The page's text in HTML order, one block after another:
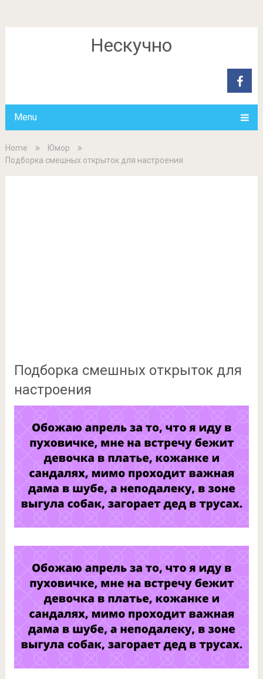
Нескучно
Menu
Home
Юмор
Подборка смешных открыток для настроения
Подборка смешных открыток для
настроения